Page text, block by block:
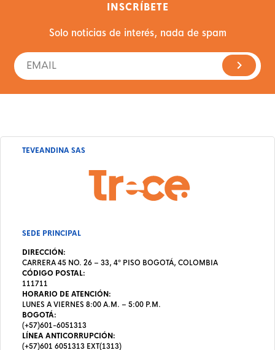
INSCRÍBETE
Solo noticias de interés, nada de spam
TEVEANDINA SAS
SEDE PRINCIPAL
DIRECCIÓN:
CARRERA 45 NO. 26 – 33, 4º PISO BOGOTÁ, COLOMBIA
CÓDIGO POSTAL:
111711
HORARIO DE ATENCIÓN:
LUNES A VIERNES 8:00 A.M. – 5:00 P.M.
BOGOTÁ:
(+57)601-6051313
LÍNEA ANTICORRUPCIÓN:
(+57)601 6051313 EXT(1313)